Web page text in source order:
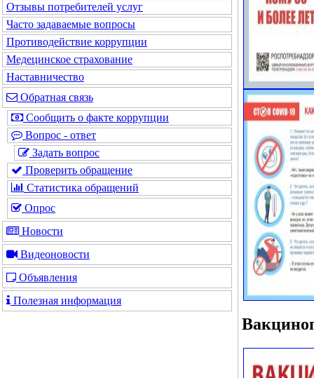
Отзывы потребителей услуг
Часто задаваемые вопросы
Противодействие коррупции
Медецинское страхование
Наставничество
Обратная связь
Сообщить о факте коррупции
Вопрос - ответ
Задать вопрос
Проверить обращение
Статистика обращений
Опрос
Новости
Видеоновости
Объявления
Полезная информация